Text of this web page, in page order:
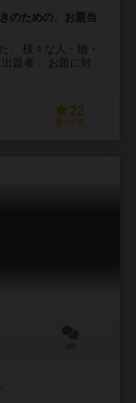
のための、お題当
、 様々な人・物・
題者： お題に対
22
持ってる